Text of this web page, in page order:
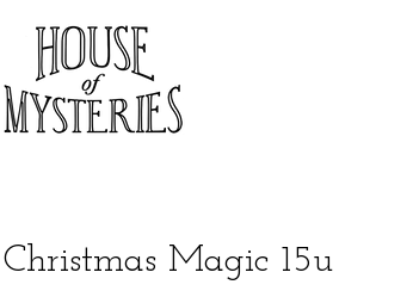
Magic 15u